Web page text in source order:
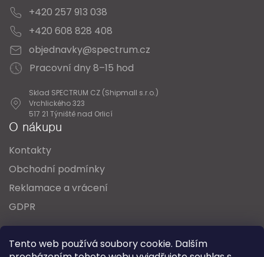
Tento web používá soubory cookie. Dalším
+420 257 913 038
+420 608 828 408
objednavky@spectrum.cz
Pracovní dny 8–15 hod
Sklad SPECTRUM CZ (Shipmall s.r.o.)
Vrchlického 323
517 21 Týniště nad Orlicí
O nákupu
Kontakty
Obchodní podmínky
Reklamace a vrácení
GDPR
Oblíbené série svítidel: Nordlux Alton